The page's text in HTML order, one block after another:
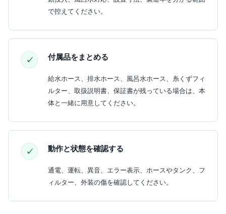
で控えてください。
付属品をまとめる
給水ホース、排水ホース、風呂水ホース、糸くずフィ
ルター、取扱説明書、保証書が残っている場合は、本
体と一緒に用意してください。
動作と状態を確認する
通電、運転、異音、エラー表示、ホースやタンク、フ
ィルター、外装の傷を確認してください。